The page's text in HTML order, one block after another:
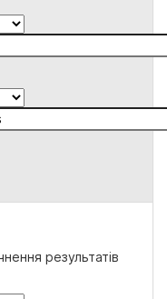
результатів